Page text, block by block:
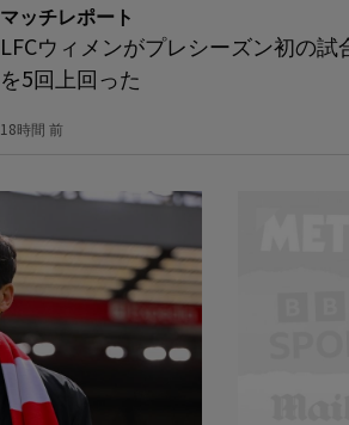
マッチレポート
LFCウィメンがプレシーズン初の
を5回上回った
18時間 前